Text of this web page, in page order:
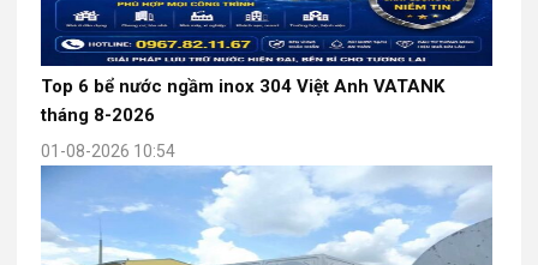
Top 6 bể nước ngầm inox 304 Việt Anh VATANK
tháng 8-2026
01-08-2026 10:54